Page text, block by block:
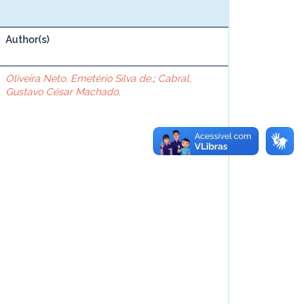
Author(s)
Oliveira Neto, Emetério Silva de.; Cabral,
Gustavo César Machado.